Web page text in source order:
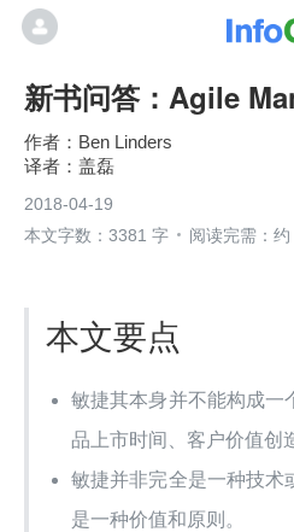
新书问答：Agile
Ben Linders
盖磊
2018-04-19
本文字数：3381 字
阅读完需：
本文要点
敏捷其本身并不能构成一
品上市时间、客户价值创
敏捷并非完全是一种技术
是一种价值和原则。